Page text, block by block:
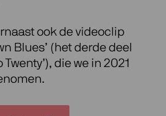
ook de videoclip
Blues’ (het derde deel
Twenty’), die we in 2021